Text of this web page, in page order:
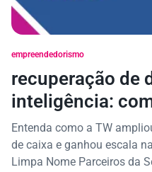
empreendedorismo
recuperação de
inteligência:
escalou
nome parceiros
Entenda como a TW
de caixa e ganhou escala
Limpa Nome Parceiros da